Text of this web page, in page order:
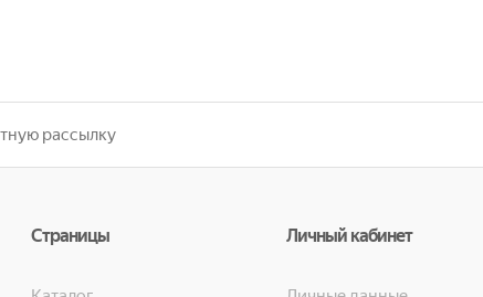
Страницы Личный кабинет